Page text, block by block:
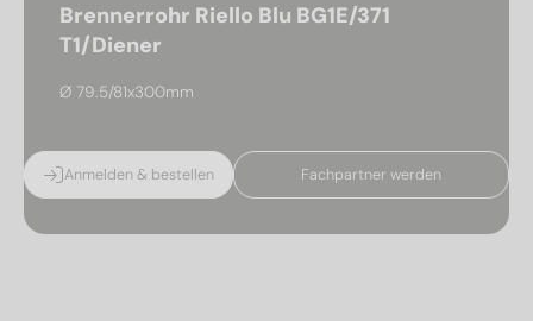
Brennerrohr Riello Blu BG1E/371
T1/Diener
Ø 79.5/81x300mm
Anmelden & bestellen Fachpartner werden